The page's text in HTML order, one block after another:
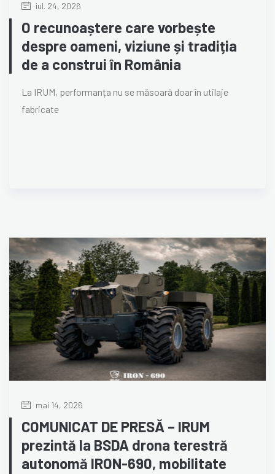
iul. 24, 2026
O recunoaștere care vorbește
despre oameni, viziune și tradiția
de a construi în România
La IRUM, performanța nu se măsoară doar în utilaje
fabricate
mai 14, 2026
COMUNICAT DE PRESĂ – IRUM
prezintă la BSDA drona terestră
autonomă IRON-690, mobilitate